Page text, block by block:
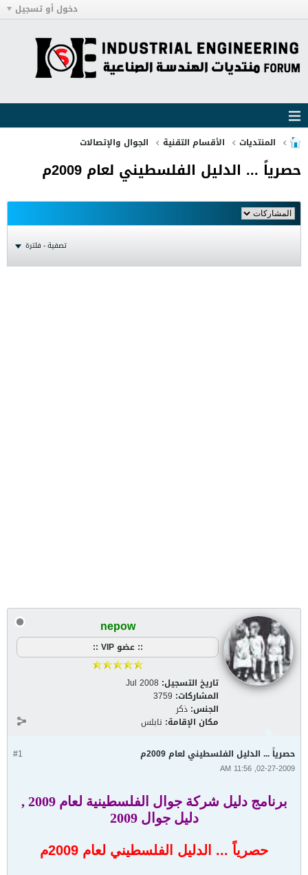
دخول أو تسجيل
المنتديات الأقسام التقنية الجوال والإتصالات
حصرياً ... الدليل الفلسطيني لعام 2009م
تصفية - فلترة
nepow
:: عضو VIP ::
تاريخ التسجيل: Jul 2008
المشاركات: 3759
الجنس: ذكر
مكان الإقامة: نابلس
#1 حصرياً ... الدليل الفلسطيني لعام 2009م
02-27-2009, 11:56 AM
برنامج دليل شركة جوال الفلسطينية لعام 2009 ,
دليل جوال 2009
حصرياً ... الدليل الفلسطيني لعام 2009م